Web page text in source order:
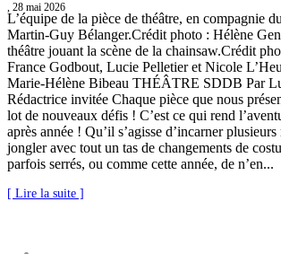
, 28 mai 2026
L’équipe de la pièce de théâtre, en compagnie
Martin-Guy Bélanger.Crédit photo : Hélène
théâtre jouant la scène de la chainsaw.Crédit
France Godbout, Lucie Pelletier et Nicole
Marie-Hélène Bibeau THÉÂTRE SDDB Par
Rédactrice invitée Chaque pièce que nous
lot de nouveaux défis ! C’est ce qui rend
après année ! Qu’il s’agisse d’incarner
jongler avec tout un tas de changements de
parfois serrés, ou comme cette année, de n’en...
[ Lire la suite ]